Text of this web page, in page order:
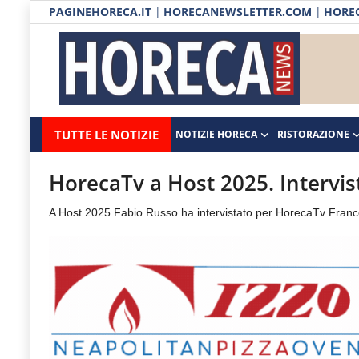
PAGINEHORECA.IT | HORECANEWSLETTER.COM |
Horecanews.it
-
Notizie
Horeca
Il
portale
canale
Horeca
del
TUTTE LE NOTIZIE NOTIZIE HORECA RISTORAZIONE
Notizie HORECA
Ristorazione
Ospitalità
Distribuzione
HorecaTv a Host 2025.
A Host 2025 Fabio Russo ha intervistato per HorecaTv